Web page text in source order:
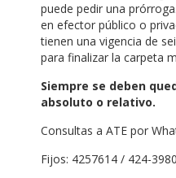
puede pedir una
en efector público o
tienen una vigencia de
para finalizar la carpeta
Siempre se deben
absoluto o relativo.
Consultas a ATE por
Fijos: 4257614 / 424-3980